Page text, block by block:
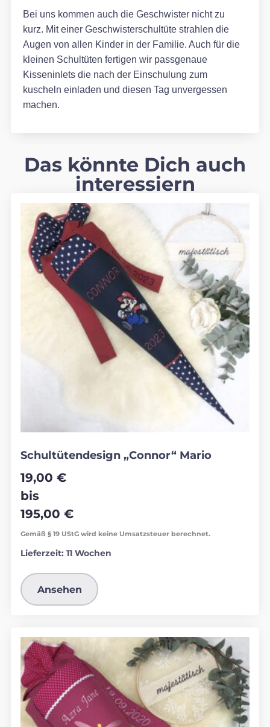
Bei uns kommen auch die Geschwister nicht zu
kurz. Mit einer Geschwisterschultüte strahlen die
Augen von allen Kinder in der Familie. Auch für die
kleinen Schultüten fertigen wir passgenaue
Kisseninlets die nach der Einschulung zum
kuscheln einladen und diesen Tag unvergessen
machen.
Das könnte Dich auch
interessiern
Schultütendesign „Connor“ Mario
19,00 €
bis
195,00 €
Gemäß § 19 UStG wird keine Umsatzsteuer berechnet.
Lieferzeit: 11 Wochen
Ansehen